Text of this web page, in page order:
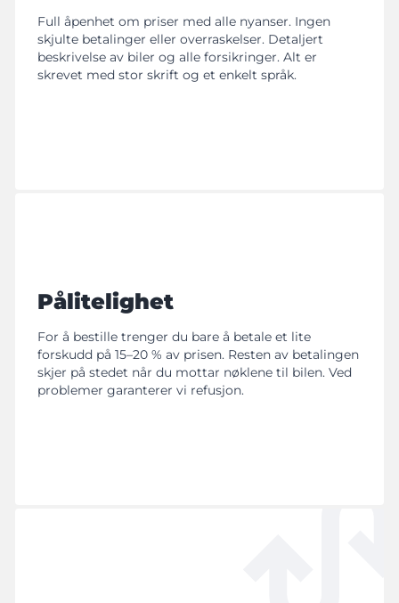
Full åpenhet om priser med alle nyanser. Ingen
skjulte betalinger eller overraskelser. Detaljert
beskrivelse av biler og alle forsikringer. Alt er
skrevet med stor skrift og et enkelt språk.
Pålitelighet
For å bestille trenger du bare å betale et lite
forskudd på 15–20 % av prisen. Resten av betalingen
skjer på stedet når du mottar nøklene til bilen. Ved
problemer garanterer vi refusjon.